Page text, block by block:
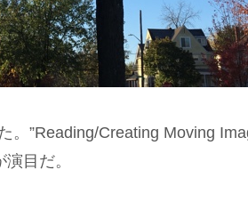
。”Reading/Creating Moving
目だ。